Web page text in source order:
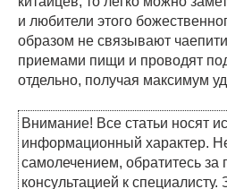
и любители этого
образом не связывают
приемами пищи и проводят
отдельно, получая максимум
Внимание! Все статьи носят
информационный характер.
самолечением, обратитесь за
консультацией к